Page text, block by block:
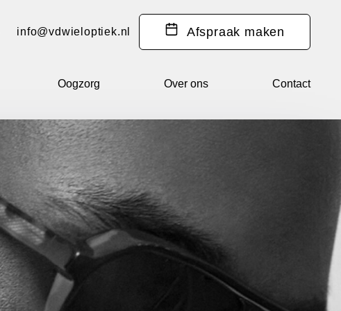
info@vdwieloptiek.nl Afspraak maken
Oogzorg Over ons Contact